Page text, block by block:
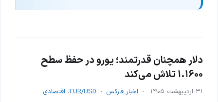
دلار همچنان قدرتمند؛ یورو در حفظ سطح
۱.۱۶۰۰ تلاش می‌کند
۳۱ اردیبهشت ۱۴۰۵ اخبار فارکس EUR/USD، اقتصادی